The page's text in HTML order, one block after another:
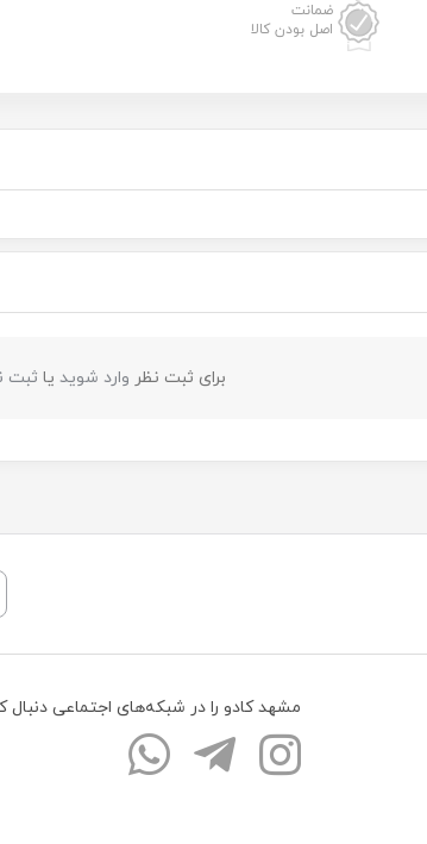
ضمانت
اصل بودن کالا
برای ثبت نظر وارد شویدیا ثبت
مشهد کادو را در شبکه‌های اجتماعی دنبال